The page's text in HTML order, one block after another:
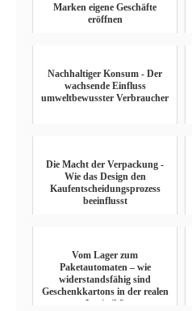
Marken eigene Geschäfte
eröffnen
Nachhaltiger Konsum - Der
wachsende Einfluss
umweltbewusster Verbraucher
Die Macht der Verpackung -
Wie das Design den
Kaufentscheidungsprozess
beeinflusst
Vom Lager zum
Paketautomaten – wie
widerstandsfähig sind
Geschenkkartons in der realen
Logistik?